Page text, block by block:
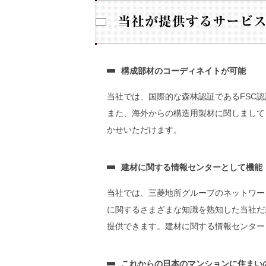
構成部材のコーディネイトが可能
当社では、国際的な森林認証であるFSC
また、海外からの構造用製材に関しまし
かせいただけます。
建材に関する情報センターとして機能
当社では、三菱地所グループのネットワ
に関するさまざまな知識を熟知した当社
提供できます。建材に関する情報センタ
これからの日本のマンションに住まい